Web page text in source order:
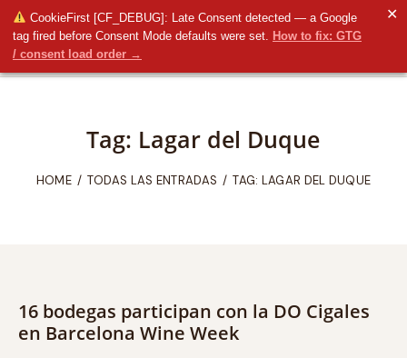
CookieFirst [CF_DEBUG]: Late Consent detected — a Google
tag fired before Consent Mode defaults were set. How to fix: GTG
/ consent load order →
✕
Tag: Lagar del Duque
HOME TODAS LAS ENTRADAS TAG: LAGAR DEL DUQUE
16 bodegas participan con la DO Cigales
en Barcelona Wine Week